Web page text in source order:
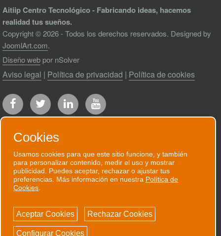
Aitiip Centro Tecnológico - Fabricando ideas, hacemos
realidad tus sueños.
Copyright © 2026 - Todos los derechos reservados. Designed by
JoomlArt.com.
Diseño web por nSolver
Aviso legal | Política de privacidad | Política de cookies
RECIBE NUESTRO BOLETÍN
Te enviaremos un correo electrónico
puntual cuando tengamos algo que contarte.
SUSCRÍBETE AHORA!
Cookies
Usamos cookies para que este sitio funcione, y también
para personalizar contenido, medir el uso y mostrar
publicidad. Puedes aceptar, rechazar o ajustar tus
preferencias. Más información en nuestra Política de
Cookies
Aceptar Cookies Rechazar Cookies
Configurar Cookies